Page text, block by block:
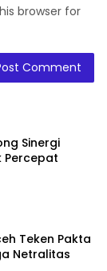
browser for
Sinergi
Percepat
Teken Pakta
Netralitas